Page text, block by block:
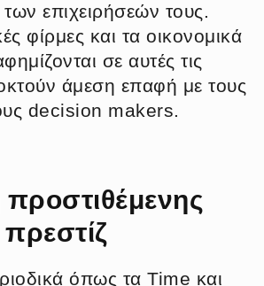
των επιχειρήσεών τους.
φίρμες και τα οικονομικά
σε αυτές τις
άμεση επαφή με τους
decision makers.
προστιθέμενης
πρεστίζ
όπως τα Time και